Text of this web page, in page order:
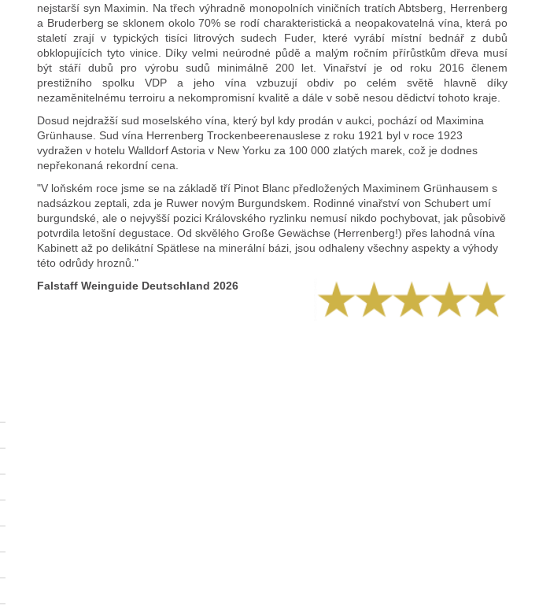
nejstarší syn Maximin. Na třech výhradně monopolních viničních tratích Abtsberg, Herrenberg
a Bruderberg se sklonem okolo 70% se rodí charakteristická a neopakovatelná vína, která po
staletí zrají v typických tisíci litrových sudech Fuder, které vyrábí místní bednář z dubů
obklopujících tyto vinice. Díky velmi neúrodné půdě a malým ročním přírůstkům dřeva musí
být stáří dubů pro výrobu sudů minimálně 200 let. Vinařství je od roku 2016 členem
prestižního spolku VDP a jeho vína vzbuzují obdiv po celém světě hlavně díky
nezaměnitelnému terroiru a nekompromisní kvalitě a dále v sobě nesou dědictví tohoto kraje.
Dosud nejdražší sud moselského vína, který byl kdy prodán v aukci, pochází od Maximina
Grünhause. Sud vína Herrenberg Trockenbeerenauslese z roku 1921 byl v roce 1923
vydražen v hotelu Walldorf Astoria v New Yorku za 100 000 zlatých marek, což je dodnes
nepřekonaná rekordní cena.
"V loňském roce jsme se na základě tří Pinot Blanc předložených Maximinem Grünhausem s
nadsázkou zeptali, zda je Ruwer novým Burgundskem. Rodinné vinařství von Schubert umí
burgundské, ale o nejvyšší pozici Královského ryzlinku nemusí nikdo pochybovat, jak působivě
potvrdila letošní degustace. Od skvělého Große Gewächse (Herrenberg!) přes lahodná vína
Kabinett až po delikátní Spätlese na minerální bázi, jsou odhaleny všechny aspekty a výhody
této odrůdy hroznů."
Falstaff Weinguide Deutschland 2026